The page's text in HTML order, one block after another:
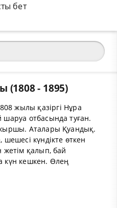
- 1895)
жылы қазіргі Нұра
отбасында туған.
Аталары Қуандық.
шешесі күндікте өткен
қалып, бай
күн кешкен. Өлең